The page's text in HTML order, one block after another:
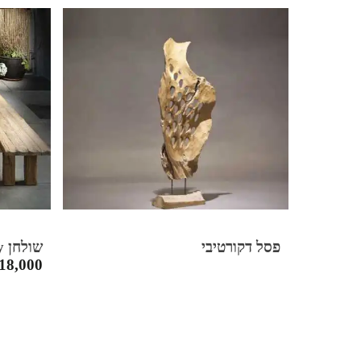
פסל דקורטיבי
שולחן Burgundy
18,000